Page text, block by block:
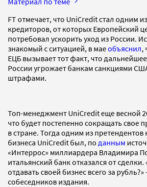
FT отмечает, что UniCredit стал одним
кредиторов, от которых Европейский
потребовал ускорить уход из России.
знакомый с ситуацией, в маеобъяснил,
ЕЦБ вызывает тот факт, что
России угрожает банкам санкциями
штрафами.
Топ-менеджмент UniCredit еще весной
что будет постепенно сокращать свое
в стране. Тогда одним из претендентов
бизнеса UniCredit был, по данным
«Интеррос» миллиардера Владимира
итальянский банк отказался от
отдавать своей бизнес всего за
собеседников издания.